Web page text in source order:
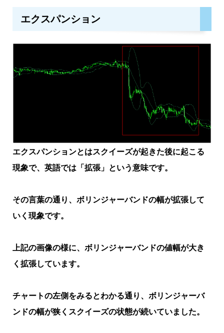
エクスパンション
エクスパンションとはスクイーズが起きた後に起こる
現象で、英語では「拡張」という意味です。
その言葉の通り、ボリンジャーバンドの幅が拡張して
いく現象です。
上記の画像の様に、ボリンジャーバンドの値幅が大き
く拡張しています。
チャートの左側をみるとわかる通り、ボリンジャーバ
ンドの幅が狭くスクイーズの状態が続いていました。